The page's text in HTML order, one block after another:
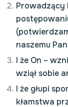
Prowadzący
naszemu
I że On –
wziął sobie
I że głupi
kłamstwa